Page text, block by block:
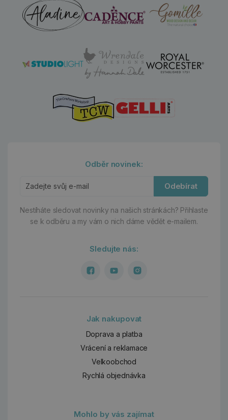
Odběr novinek:
Odebírat
Nestíháte sledovat novinky na našich stránkách? Přihlaste
se k odběru a my vám o nich dáme vědět e-mailem.
Sledujte nás:
Jak nakupovat
Doprava a platba
Vrácení a reklamace
Velkoobchod
Rychlá objednávka
Mohlo by vás zajímat